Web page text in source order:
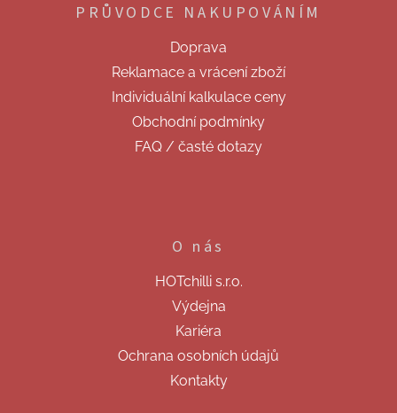
PRŮVODCE NAKUPOVÁNÍM
Doprava
Reklamace a vrácení zboží
Individuální kalkulace ceny
Obchodní podmínky
FAQ / časté dotazy
O nás
HOTchilli s.r.o.
Výdejna
Kariéra
Ochrana osobních údajů
Kontakty